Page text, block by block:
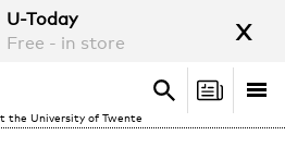
U-Today
Free - in store
x
the University of Twente
Search
Search